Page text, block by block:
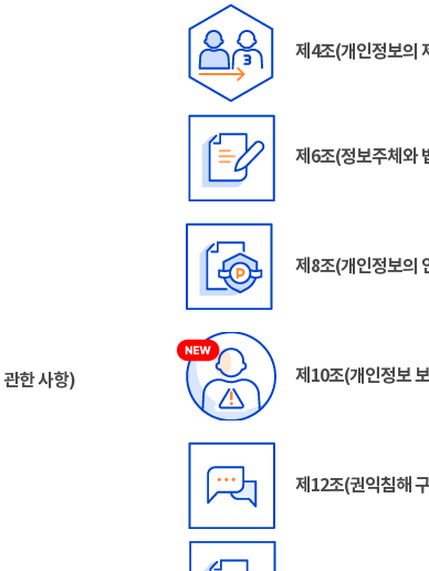
제4조(개인정보의
제6조(정보주체와
제8조(개인정보의
한 사항) 제10조(개인정보
제12조(권익침해